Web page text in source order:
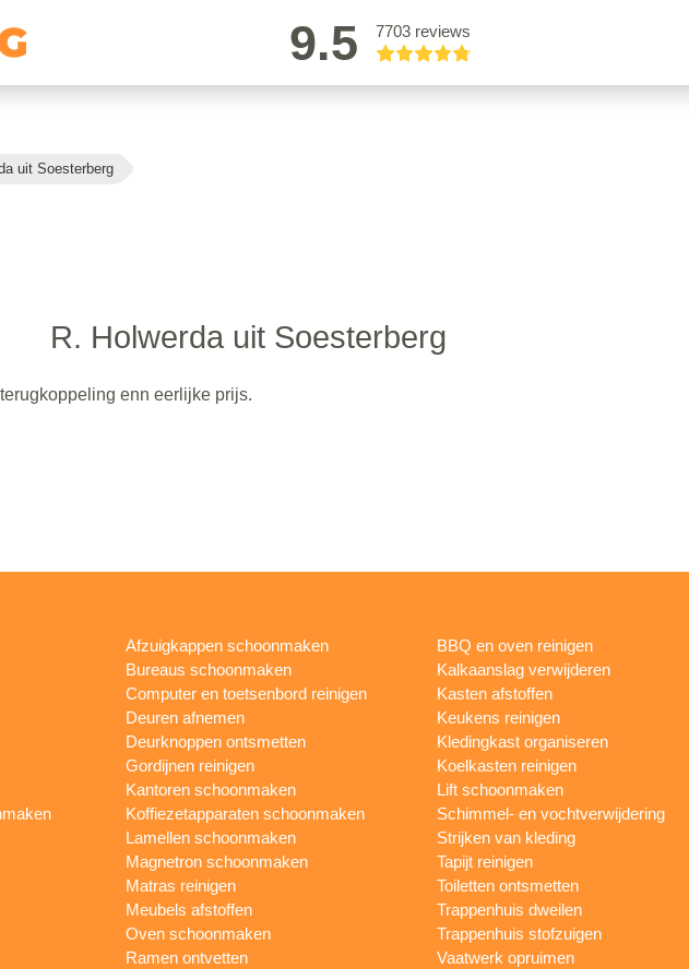
9.5 7703 reviews
uit Soesterberg
R. Holwerda uit Soesterberg
enn eerlijke prijs.
Afzuigkappen schoonmaken
Bureaus schoonmaken
Computer en toetsenbord reinigen
Deuren afnemen
Deurknoppen ontsmetten
Gordijnen reinigen
Kantoren schoonmaken
Koffiezetapparaten schoonmaken
Lamellen schoonmaken
Magnetron schoonmaken
Matras reinigen
Meubels afstoffen
Oven schoonmaken
Ramen ontvetten
BBQ en oven reinigen
Kalkaanslag verwijderen
Kasten afstoffen
Keukens reinigen
Kledingkast organiseren
Koelkasten reinigen
Lift schoonmaken
Schimmel- en vochtverwijdering
Strijken van kleding
Tapijt reinigen
Toiletten ontsmetten
Trappenhuis dweilen
Trappenhuis stofzuigen
Vaatwerk opruimen